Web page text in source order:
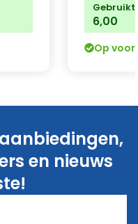
Gebruikt
6,00
Op
en nieuws